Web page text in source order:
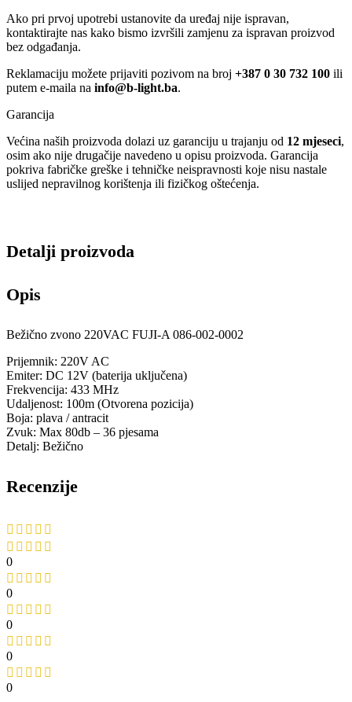
Ako pri prvoj upotrebi ustanovite da uređaj nije ispravan,
kontaktirajte nas kako bismo izvršili zamjenu za ispravan proizvod
bez odgađanja.
Reklamaciju možete prijaviti pozivom na broj +387 0 30 732 100 ili
putem e-maila na info@b-light.ba.
Garancija
Većina naših proizvoda dolazi uz garanciju u trajanju od 12 mjeseci,
osim ako nije drugačije navedeno u opisu proizvoda. Garancija
pokriva fabričke greške i tehničke neispravnosti koje nisu nastale
uslijed nepravilnog korištenja ili fizičkog oštećenja.
Detalji proizvoda
Opis
Bežično zvono 220VAC FUJI-A 086-002-0002
Prijemnik: 220V AC
Emiter: DC 12V (baterija uključena)
Frekvencija: 433 MHz
Udaljenost: 100m (Otvorena pozicija)
Boja: plava / antracit
Zvuk: Max 80db – 36 pjesama
Detalj: Bežično
Recenzije
0
0
0
0
0